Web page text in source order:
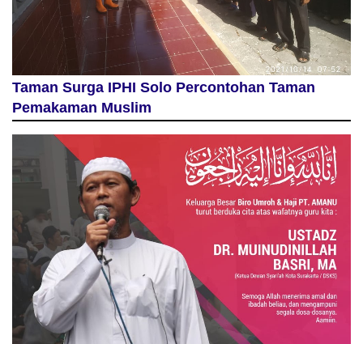
Taman Surga IPHI Solo Percontohan Taman
Pemakaman Muslim